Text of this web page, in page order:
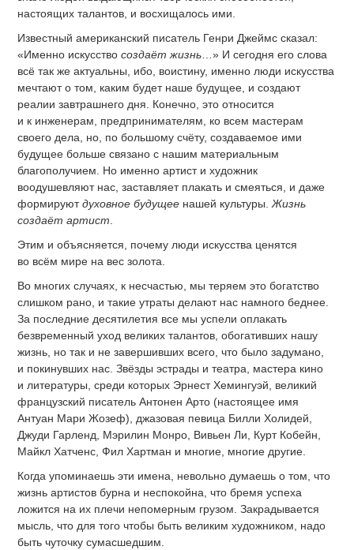
настоящих талантов, и восхищалось ими.
Известный американский писатель Генри Джеймс сказал:
«Именно искусствосоздаёт жизнь…» И сегодня его слова
всё так же актуальны, ибо, воистину, именно люди искусства
мечтают о том, каким будет наше будущее, и создают
реалии завтрашнего дня. Конечно, это относится
и к инженерам, предпринимателям, ко всем мастерам
своего дела, но, по большому счёту, создаваемое ими
будущее больше связано с нашим материальным
благополучием. Но именно артист и художник
воодушевляют нас, заставляет плакать и смеяться, и даже
формируютдуховное будущее нашей культуры.Жизнь
создаёт артист.
Этим и объясняется, почему люди искусства ценятся
во всём мире на вес золота.
Во многих случаях, к несчастью, мы теряем это богатство
слишком рано, и такие утраты делают нас намного беднее.
За последние десятилетия все мы успели оплакать
безвременный уход великих талантов, обогативших нашу
жизнь, но так и не завершивших всего, что было задумано,
и покинувших нас. Звёзды эстрады и театра, мастера кино
и литературы, среди которых Эрнест Хемингуэй, великий
французский писатель Антонен Арто (настоящее имя
Антуан Мари Жозеф), джазовая певица Билли Холидей,
Джуди Гарленд, Мэрилин Монро, Вивьен Ли, Курт Кобейн,
Майкл Хатченс, Фил Хартман и многие, многие другие.
Когда упоминаешь эти имена, невольно думаешь о том, что
жизнь артистов бурна и неспокойна, что бремя успеха
ложится на их плечи непомерным грузом. Закрадывается
мысль, что для того чтобы быть великим художником, надо
быть чуточку сумасшедшим.